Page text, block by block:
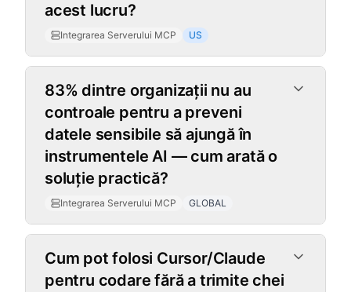
acest lucru?
Integrarea Serverului MCP US
83% dintre organizații nu au
controale pentru a preveni
datele sensibile să ajungă în
instrumentele AI — cum arată o
soluție practică?
Integrarea Serverului MCP GLOBAL
Cum pot folosi Cursor/Claude
pentru codare fără a trimite chei